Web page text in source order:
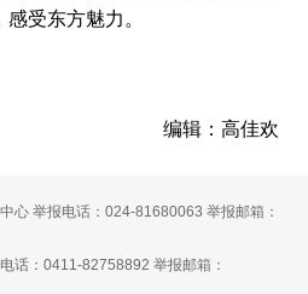
受东方魅力。
编辑：高佳欢
心 举报电话：024-81680063 举报邮箱：
话：0411-82758892 举报邮箱：